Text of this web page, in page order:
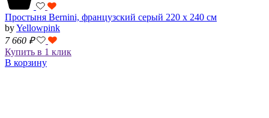
Простыня Bernini, французский серый 220 х 240 см
byYellowpink
7 660 ₽
Купить в 1 клик
В корзину